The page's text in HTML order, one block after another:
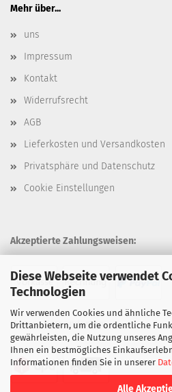
Diese Webseite verwendet
Technologien
Wir verwenden Cookies und ähnliche
Drittanbietern, um die ordentliche
gewährleisten, die Nutzung unseres
Ihnen ein bestmögliches
Informationen finden Sie in unserer
Alle
Mehr über...
uns
Impressum
Kontakt
Widerrufsrecht
AGB
Lieferkosten und Versandkosten
Privatsphäre und Datenschutz
Cookie Einstellungen
Akzeptierte Zahlungsweisen:
Unsere Versandarten: